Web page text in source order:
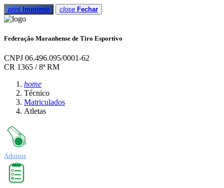
print Imprimir close Fechar
Federação Maranhense de Tiro Esportivo
CNPJ 06.496.095/0001-62
CR 1365 / 8ª RM
home
Técnico
Matriculados
Atletas
Árbitros